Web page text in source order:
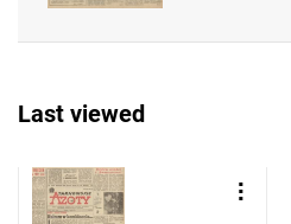
Feliksa Dzierżyńskiego.
Robotniczego
Feliksa Dzierżyńskiego.
Last viewed